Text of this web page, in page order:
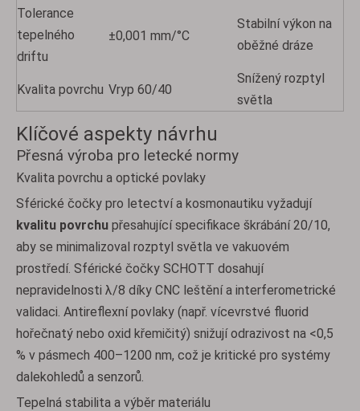
Tolerance
tepelného
driftu
±0,001 mm/°C
Stabilní výkon na
oběžné dráze
Kvalita povrchu Vryp 60/40
Snížený rozptyl
světla
Klíčové aspekty návrhu
Přesná výroba pro letecké normy
Kvalita povrchu a optické povlaky
Sférické čočky pro letectví a kosmonautiku vyžadují
kvalitu povrchu přesahující specifikace škrábání 20/10,
aby se minimalizoval rozptyl světla ve vakuovém
prostředí. Sférické čočky SCHOTT dosahují
nepravidelnosti λ/8 díky CNC leštění a interferometrické
validaci. Antireflexní povlaky (např. vícevrstvé fluorid
hořečnatý nebo oxid křemičitý) snižují odrazivost na <0,5
% v pásmech 400–1200 nm, což je kritické pro systémy
dalekohledů a senzorů.
Tepelná stabilita a výběr materiálu